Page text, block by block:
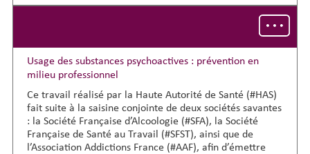
Usage des substances psychoactives : prévention en
milieu professionnel
Ce travail réalisé par la Haute Autorité de Santé (#HAS)
fait suite à la saisine conjointe de deux sociétés savantes
: la Société Française d’Alcoologie (#SFA), la Société
Française de Santé au Travail (#SFST), ainsi que de
l’Association Addictions France (#AAF), afin d’émettre